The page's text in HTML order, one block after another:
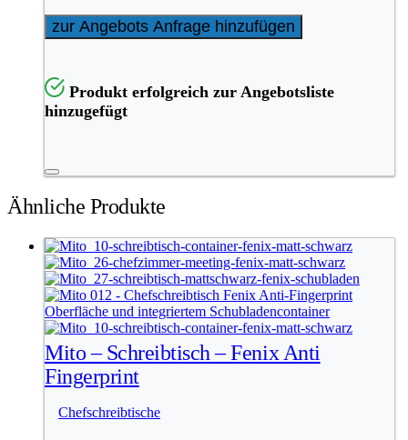
zur Angebots Anfrage hinzufügen
Produkt erfolgreich zur Angebotsliste
hinzugefügt
Ähnliche Produkte
Mito – Schreibtisch – Fenix Anti
Fingerprint
Chefschreibtische